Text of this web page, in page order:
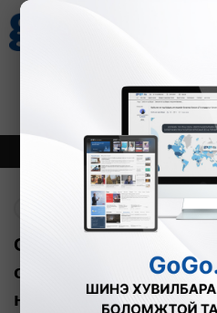
Онцлох
Сэлбэ дэд төвийн
орон сууцны
намар эхэлнэ